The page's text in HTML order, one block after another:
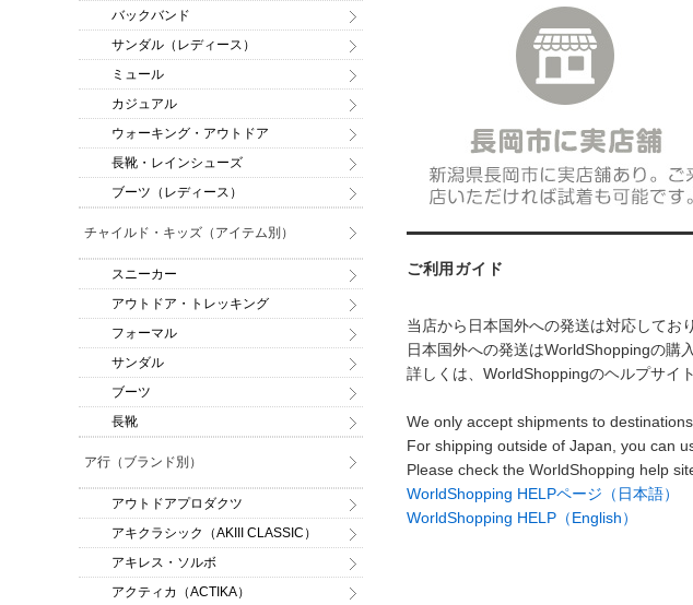
ご利用ガイド
当店から日本国外への発送は対応してお
日本国外への発送はWorldShoppingの購
詳しくは、WorldShoppingのヘルプサイ
We only accept shipments to
For shipping outside of Japan, you can
Please check the WorldShopping help
WorldShopping HELPページ（日本語）
WorldShopping HELP（English）
バックバンド
サンダル（レディース）
ミュール
カジュアル
ウォーキング・アウトドア
長靴・レインシューズ
ブーツ（レディース）
チャイルド・キッズ（アイテム別）
スニーカー
アウトドア・トレッキング
フォーマル
サンダル
ブーツ
長靴
ア行（ブランド別）
アウトドアプロダクツ
アキクラシック（AKIII CLASSIC）
アキレス・ソルボ
アクティカ（ACTIKA）